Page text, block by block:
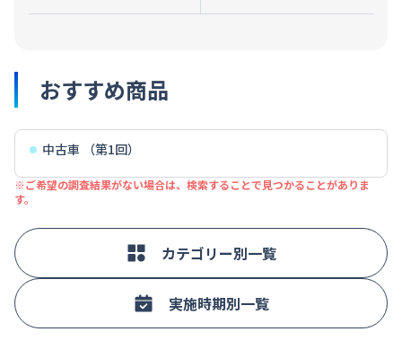
おすすめ商品
中古車 （第1回）
※ご希望の調査結果がない場合は、検索することで見つかることがありま
す。
カテゴリー別一覧
実施時期別一覧